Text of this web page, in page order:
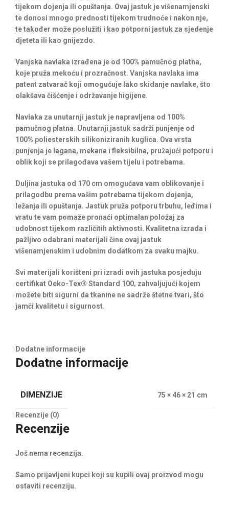
tijekom dojenja ili opuštanja. Ovaj jastuk je višenamjenski
te donosi mnogo prednosti tijekom trudnoće i nakon nje,
te također može poslužiti i kao potporni jastuk za sjedenje
djeteta ili kao gnijezdo.
Vanjska navlaka izrađena je od 100% pamučnog platna,
koje pruža mekoću i prozračnost. Vanjska navlaka ima
patent zatvarač koji omogućuje lako skidanje navlake, što
olakšava čišćenje i održavanje higijene.
Navlaka za unutarnji jastuk je napravljena od 100%
pamučnog platna. Unutarnji jastuk sadrži punjenje od
100% poliesterskih silikoniziranih kuglica. Ova vrsta
punjenja je lagana, mekana i fleksibilna, pružajući potporu i
oblik koji se prilagođava vašem tijelu i potrebama.
Duljina jastuka od 170 cm omogućava vam oblikovanje i
prilagodbu prema vašim potrebama tijekom dojenja,
ležanja ili opuštanja. Jastuk pruža potporu trbuhu, leđima i
vratu te vam pomaže pronaći optimalan položaj za
udobnost tijekom različitih aktivnosti. Kvalitetna izrada i
pažljivo odabrani materijali čine ovaj jastuk
višenamjenskim i udobnim dodatkom za svaku majku.
Svi materijali korišteni pri izradi ovih jastuka posjeduju
certifikat Oeko-Tex® Standard 100, zahvaljujući kojem
možete biti sigurni da tkanine ne sadrže štetne tvari, što
jamči kvalitetu i sigurnost.
Dodatne informacije
Dodatne informacije
DIMENZIJE 75 × 46 × 21 cm
Recenzije (0)
Recenzije
Još nema recenzija.
Samo prijavljeni kupci koji su kupili ovaj proizvod mogu
ostaviti recenziju.